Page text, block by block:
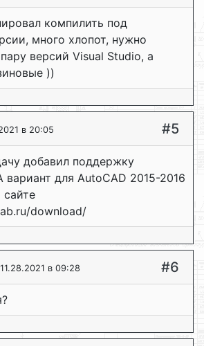
компилить под
много хлопот, нужно
версий Visual Studio, а
))
в 20:05 #5
добавил поддержку
вариант для AutoCAD 2015-2016
download/
в 09:28 #6